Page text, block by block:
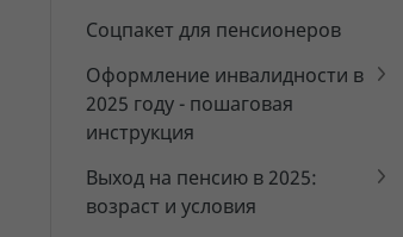
Соцпакет для пенсионеров
Оформление инвалидности в
2025 году - пошаговая
инструкция
Выход на пенсию в 2025:
возраст и условия